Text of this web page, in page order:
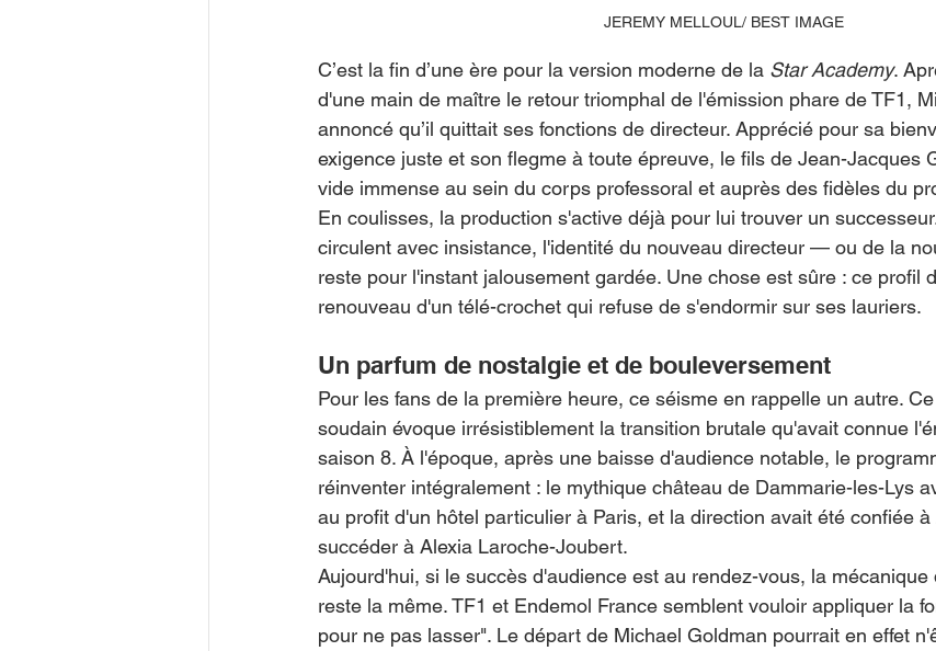
JEREMY MELLOUL/ BEST IMAGE
C’est la fin d’une ère pour la version moderne de la Star Academy.
d'une main de maître le retour triomphal de l'émission phare de TF1,
annoncé qu’il quittait ses fonctions de directeur. Apprécié pour sa
exigence juste et son flegme à toute épreuve, le fils de Jean-Jacques
vide immense au sein du corps professoral et auprès des fidèles du
En coulisses, la production s'active déjà pour lui trouver un
circulent avec insistance, l'identité du nouveau directeur — ou de la
reste pour l'instant jalousement gardée. Une chose est sûre : ce profil
renouveau d'un télé-crochet qui refuse de s'endormir sur ses lauriers.
Un parfum de nostalgie et de bouleversement
Pour les fans de la première heure, ce séisme en rappelle un autre.
soudain évoque irrésistiblement la transition brutale qu'avait connue
saison 8. À l'époque, après une baisse d'audience notable, le
réinventer intégralement : le mythique château de Dammarie-les-Lys
au profit d'un hôtel particulier à Paris, et la direction avait été confiée
succéder à Alexia Laroche-Joubert.
Aujourd'hui, si le succès d'audience est au rendez-vous, la mécanique
reste la même. TF1 et Endemol France semblent vouloir appliquer la
pour ne pas lasser". Le départ de Michael Goldman pourrait en effet